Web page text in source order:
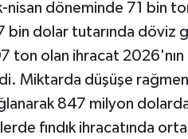
döneminde 71 bin
dolar tutarında döviz
ton olan ihracat
Miktarda düşüşe
847 milyon
fındık ihracatında